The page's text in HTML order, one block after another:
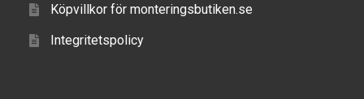
Köpvillkor för monteringsbutiken.se
Integritetspolicy